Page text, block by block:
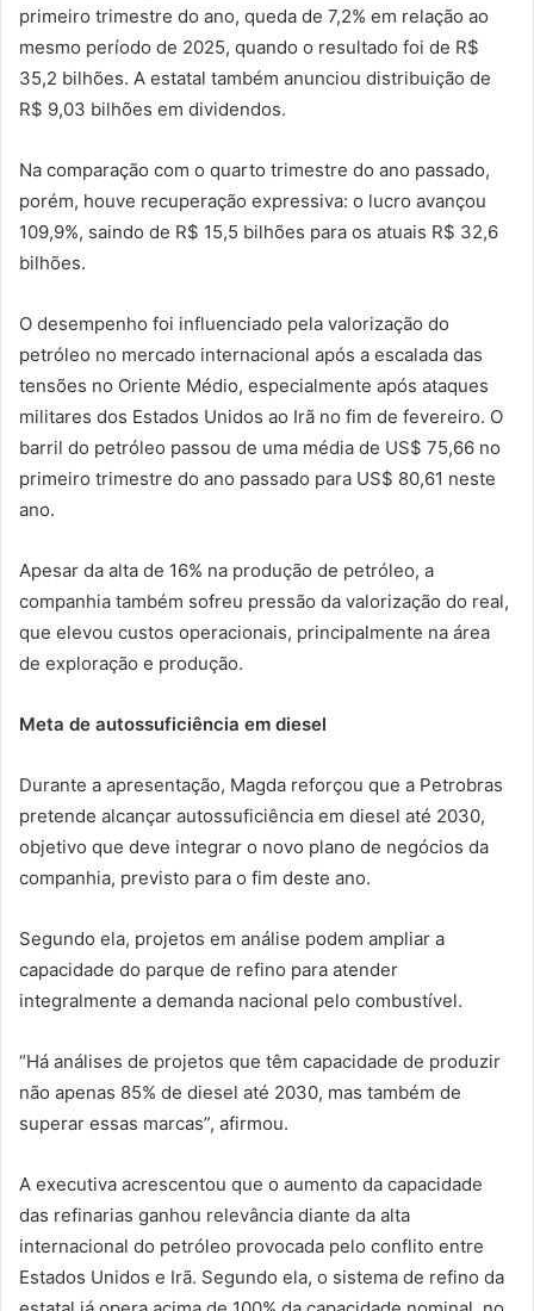
primeiro trimestre do ano, queda de 7,2% em relação ao
mesmo período de 2025, quando o resultado foi de R$
35,2 bilhões. A estatal também anunciou distribuição de
R$ 9,03 bilhões em dividendos.
Na comparação com o quarto trimestre do ano passado,
porém, houve recuperação expressiva: o lucro avançou
109,9%, saindo de R$ 15,5 bilhões para os atuais R$ 32,6
bilhões.
O desempenho foi influenciado pela valorização do
petróleo no mercado internacional após a escalada das
tensões no Oriente Médio, especialmente após ataques
militares dos Estados Unidos ao Irã no fim de fevereiro. O
barril do petróleo passou de uma média de US$ 75,66 no
primeiro trimestre do ano passado para US$ 80,61 neste
ano.
Apesar da alta de 16% na produção de petróleo, a
companhia também sofreu pressão da valorização do real,
que elevou custos operacionais, principalmente na área
de exploração e produção.
Meta de autossuficiência em diesel
Durante a apresentação, Magda reforçou que a Petrobras
pretende alcançar autossuficiência em diesel até 2030,
objetivo que deve integrar o novo plano de negócios da
companhia, previsto para o fim deste ano.
Segundo ela, projetos em análise podem ampliar a
capacidade do parque de refino para atender
integralmente a demanda nacional pelo combustível.
“Há análises de projetos que têm capacidade de produzir
não apenas 85% de diesel até 2030, mas também de
superar essas marcas”, afirmou.
A executiva acrescentou que o aumento da capacidade
das refinarias ganhou relevância diante da alta
internacional do petróleo provocada pelo conflito entre
Estados Unidos e Irã. Segundo ela, o sistema de refino da